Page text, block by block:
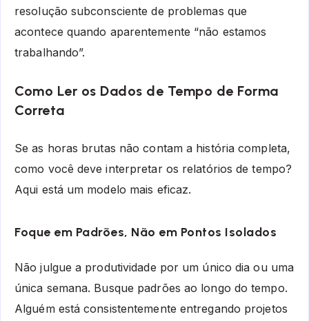
resolução subconsciente de problemas que
acontece quando aparentemente “não estamos
trabalhando”.
Como Ler os Dados de Tempo de Forma
Correta
Se as horas brutas não contam a história completa,
como você deve interpretar os relatórios de tempo?
Aqui está um modelo mais eficaz.
Foque em Padrões, Não em Pontos Isolados
Não julgue a produtividade por um único dia ou uma
única semana. Busque padrões ao longo do tempo.
Alguém está consistentemente entregando projetos